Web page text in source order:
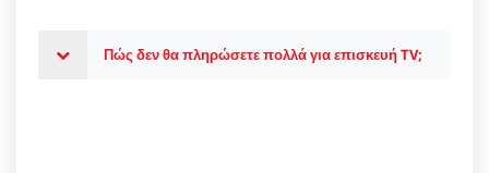
Πώς δεν θα πληρώσετε πολλά για επισκευή TV;